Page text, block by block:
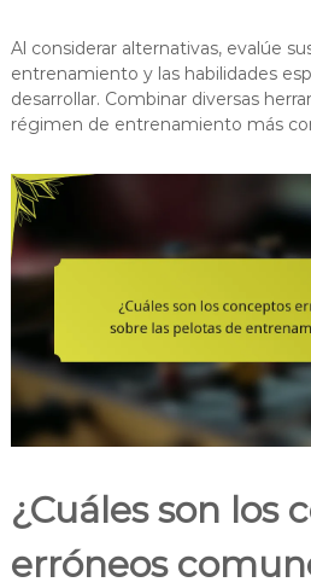
Al considerar alternativas, evalúe
entrenamiento y las habilidades
desarrollar. Combinar diversas
régimen de entrenamiento más
¿Cuáles son los
erróneos